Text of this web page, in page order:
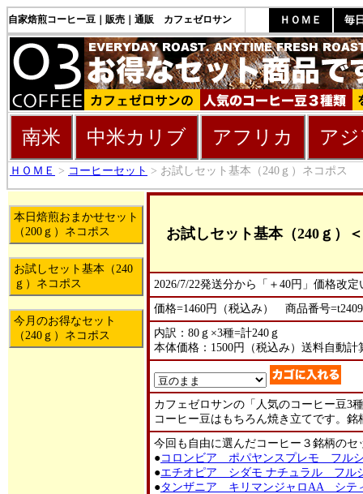
自家焙煎コーヒー豆｜販売｜通販 カフェゼロサン 毎
ＨＯＭＥ
南米 中米カリブ アフリカ ア
ＨＯＭＥ > コーヒーセット > お試しセット基本（240ｇ）ネコポス
本日焙煎おまかせセット
（200ｇ）ネコポス
お試しセット基本（240
ｇ）ネコポス
今月のお得なセット
（240ｇ）ネコポス
お試しセット基本（240ｇ）
2026/7/22発送分から「＋40円」価格改
価格=1460円（税込み） 商品番号
内訳：80ｇ×3種=計240ｇ
本体価格：1500円（税込み）送料自動
カフェゼロサンの「人気のコーヒー豆3
コーヒー豆はもちろん焼き立てです。
今回も自由に選んだコーヒー３銘柄の
●コロンビア ポパヤンスプレモ フル
●エチオピア シダモ ナチュラル フル
●タンザニア キリマンジャロAA シテ